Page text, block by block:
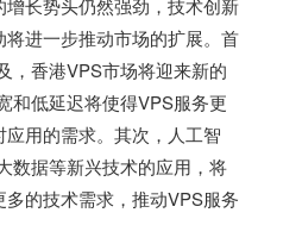
长势头仍然强劲，技术创新
进一步推动市场的扩展。首
， 香港VPS市场将迎来新的
和低延迟将使得VPS服务更
用的需求。其次，人工智
数据等新兴技术的应用，将
的技术需求，推动VPS服务